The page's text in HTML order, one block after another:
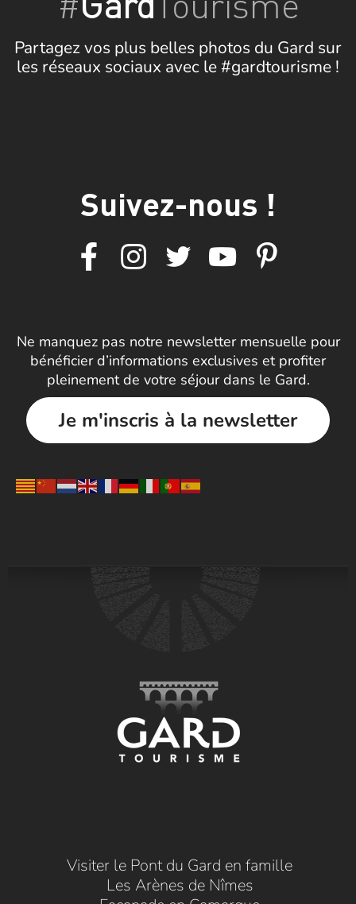
Partagez vos plus belles photos du Gard sur
les réseaux sociaux avec le #gardtourisme !
Suivez-nous !
Ne manquez pas notre newsletter mensuelle pour
bénéficier d’informations exclusives et profiter
pleinement de votre séjour dans le Gard.
Je m'inscris à la newsletter
Visiter le Pont du Gard en famille
Les Arènes de Nîmes